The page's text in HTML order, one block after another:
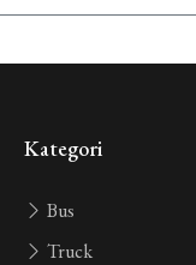
Kategori
Bus
Truck